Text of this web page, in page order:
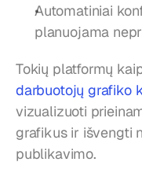
Automatiniai
planuojama
Tokių platformų
darbuotojų grafiko
vizualizuoti
grafikus ir išvengti
publikavimo.